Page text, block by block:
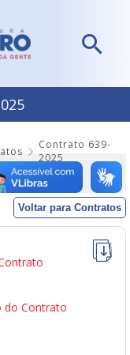
Contrato 639-
2025
Voltar para Contratos
do Contrato